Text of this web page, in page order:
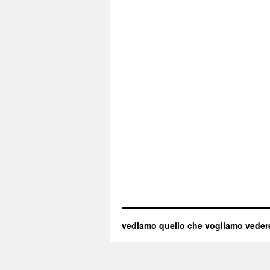
vediamo quello che vogliamo